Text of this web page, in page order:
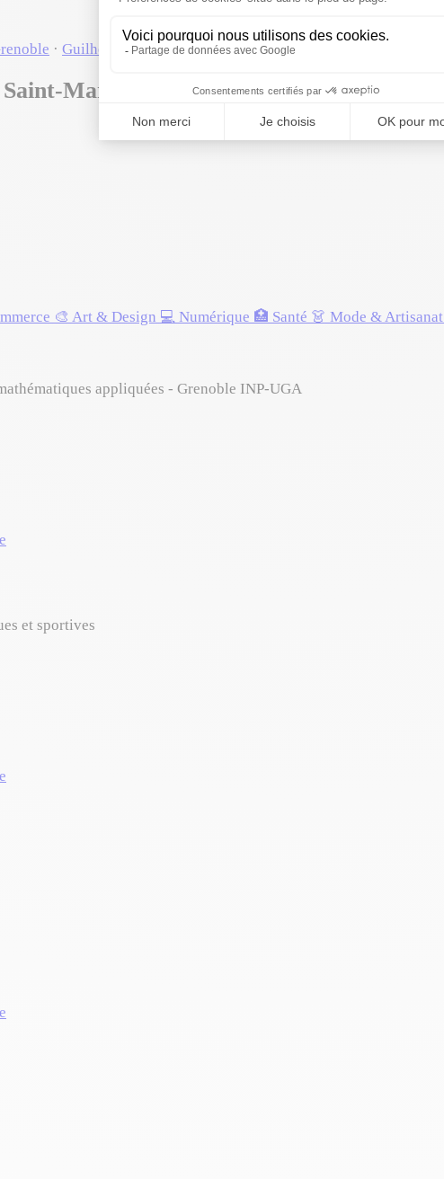
· Guilherand-Granges·Lyon·Riom·
Saint-Martin-d'Hères
🎨 Art & Design 💻 Numérique 🏥 Santé 👗 Mode & Artisanat
appliquées - Grenoble INP-UGA
et sportives